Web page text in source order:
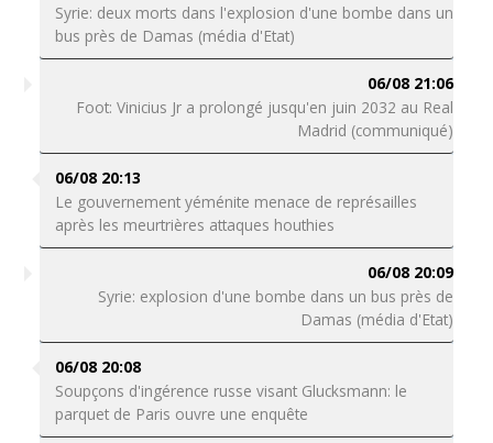
Syrie: deux morts dans l'explosion d'une bombe dans un
bus près de Damas (média d'Etat)
06/08 21:06
Foot: Vinicius Jr a prolongé jusqu'en juin 2032 au Real
Madrid (communiqué)
06/08 20:13
Le gouvernement yéménite menace de représailles
après les meurtrières attaques houthies
06/08 20:09
Syrie: explosion d'une bombe dans un bus près de
Damas (média d'Etat)
06/08 20:08
Soupçons d'ingérence russe visant Glucksmann: le
parquet de Paris ouvre une enquête